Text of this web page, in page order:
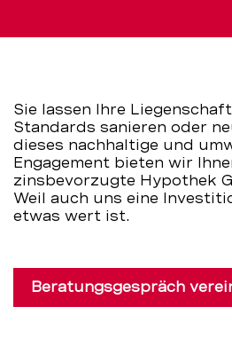
Sie lassen Ihre
Standards sanieren oder
dieses nachhaltige und
Engagement bieten wir
zinsbevorzugte Hypothek
Weil auch uns eine
etwas wert ist.
Beratungsgespräch